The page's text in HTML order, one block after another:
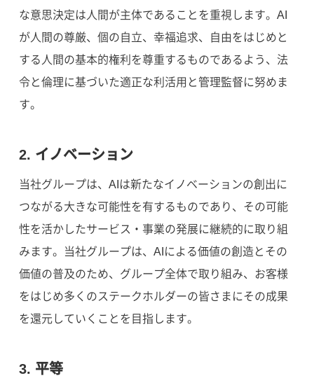
な意思決定は人間が主体であることを重視します。AI
が人間の尊厳、個の自立、幸福追求、自由をはじめと
する人間の基本的権利を尊重するものであるよう、法
令と倫理に基づいた適正な利活用と管理監督に努めま
す。
2. イノベーション
当社グループは、AIは新たなイノベーションの創出に
つながる大きな可能性を有するものであり、その可能
性を活かしたサービス・事業の発展に継続的に取り組
みます。当社グループは、AIによる価値の創造とその
価値の普及のため、グループ全体で取り組み、お客様
をはじめ多くのステークホルダーの皆さまにその成果
を還元していくことを目指します。
3. 平等